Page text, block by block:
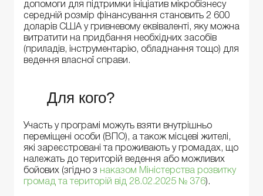
допомоги для підтримки ініціатив мікробізнесу
середній розмір фінансування становить 2 600
доларів США у гривневому еквіваленті, яку можна
витратити на придбання необхідних засобів
(приладів, інструментарію, обладнання тощо) для
ведення власної справи.
Для кого?
Участь у програмі можуть взяти внутрішньо
переміщені особи (ВПО), а також місцеві жителі,
які зареєстровані та проживають у громадах, що
належать до територій ведення або можливих
бойових (згідно з наказом Міністерства розвитку
громад та територій від 28.02.2025 № 376).